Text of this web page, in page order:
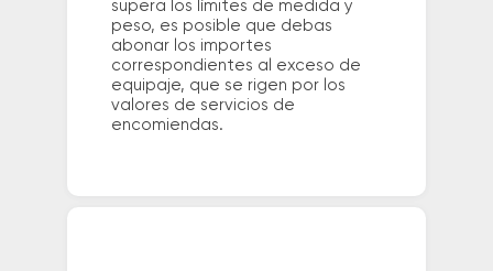
supera los límites de medida y
peso, es posible que debas
abonar los importes
correspondientes al exceso de
equipaje, que se rigen por los
valores de servicios de
encomiendas.